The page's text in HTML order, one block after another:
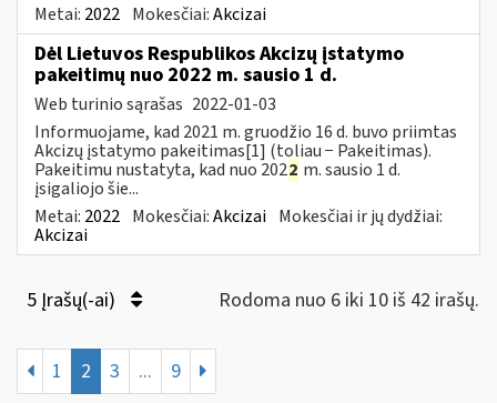
Metai: 2022 Mokesčiai:Akcizai
Dėl Lietuvos Respublikos Akcizų įstatymo
pakeitimų nuo 2022 m. sausio 1 d.
Web turinio sąrašas 2022-01-03
Informuojame, kad 2021 m. gruodžio 16 d. buvo priimtas
Akcizų įstatymo pakeitimas[1] (toliau − Pakeitimas).
Pakeitimu nustatyta, kad nuo 2022 m. sausio 1 d.
įsigaliojo šie...
Metai: 2022 Mokesčiai:Akcizai Mokesčiai ir jų dydžiai:
Akcizai
5 Įrašų(-ai) Rodoma nuo 6 iki 10 iš 42 irašų.
1 2 3 ... 9